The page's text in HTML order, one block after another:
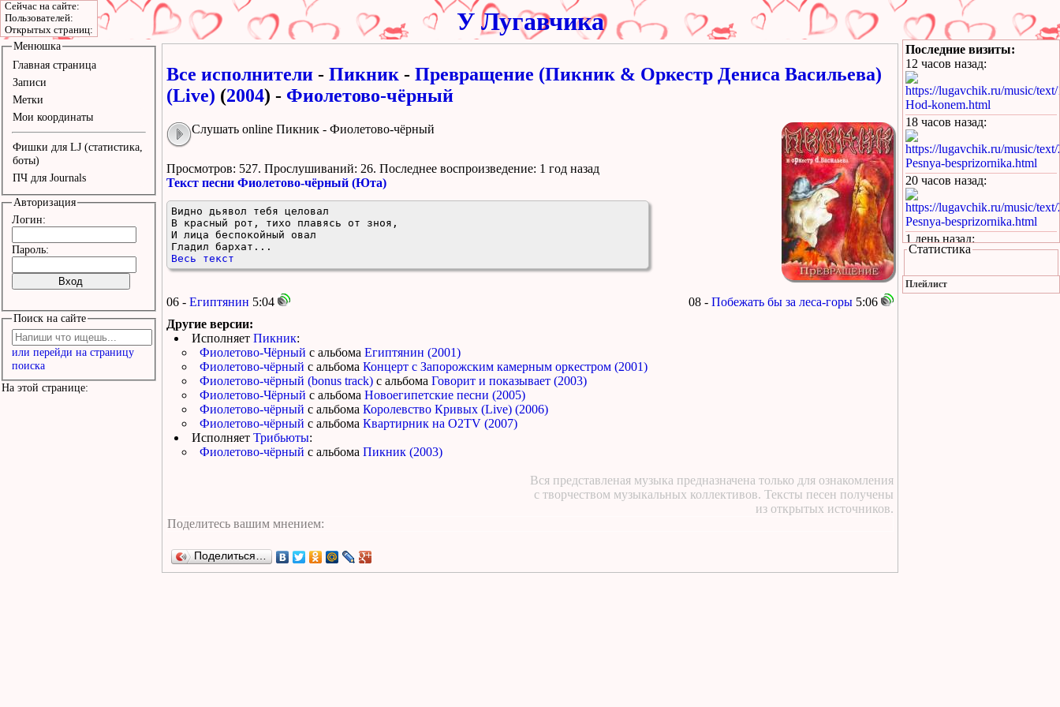
У Лугавчика
Все исполнители - Пикник - Превращение (Пикник & Оркестр Дениса Васильева)
(Live) (2004) - Фиолетово-чёрный
Слушать online Пикник - Фиолетово-чёрный
Просмотров: 527. Прослушиваний: 26. Поcледнее воспроизведение: 1 год назад
Текст песни Фиолетово-чёрный (Юта)
Видно дьявол тебя целовал
В красный рот, тихо плавясь от зноя,
И лица беспокойный овал
Гладил бархат...
Весь текст
06 - Египтянин 5:04 08 - Побежать бы за леса-горы 5:06
Другие версии:
Исполняет Пикник:
Фиолетово-Чёрный с альбома Египтянин (2001)
Фиолетово-чёрный с альбома Концерт с Запорожским камерным оркестром (2001)
Фиолетово-чёрный (bonus track) с альбома Говорит и показывает (2003)
Фиолетово-Чёрный с альбома Новоегипетские песни (2005)
Фиолетово-чёрный с альбома Королевство Кривых (Live) (2006)
Фиолетово-чёрный с альбома Квартирник на O2TV (2007)
Исполняет Трибьюты:
Фиолетово-чёрный с альбома Пикник (2003)
Вся представленая музыка предназначена только для ознакомления
с творчеством музыкальных коллективов. Тексты песен получены
из открытых источников.
Поделиться…
Менюшка
Главная страница
Записи
Метки
Мои координаты
Фишки для LJ (статистика,
боты)
ПЧ для Journals
Авторизация
Логин:
Пароль:
Поиск на сайте
или перейди на страницу
поиска
На этой странице:
Последние визиты:
12 часов назад:
https://lugavchik.ru/music/
Hod-konem.html
18 часов назад:
https://lugavchik.ru/music/
Pesnya-besprizornika.html
20 часов назад:
https://lugavchik.ru/music/
Pesnya-besprizornika.html
1 день назад:
Leto-(pesnya-dlya-Coya).html
1 день назад:
Статистика
Плейлист
Сейчас на сайте:
Пользователей:
Открытых страниц: